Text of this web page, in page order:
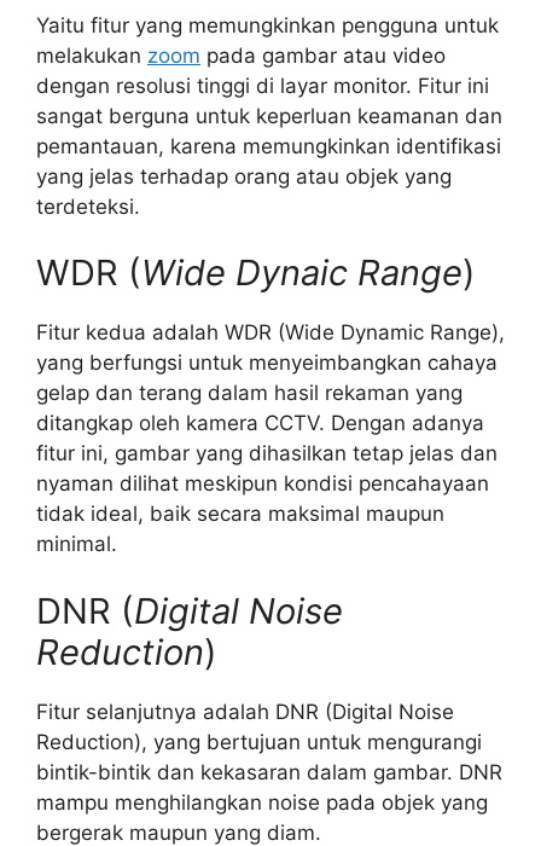
Yaitu fitur yang memungkinkan pengguna untuk
melakukan zoom pada gambar atau video
dengan resolusi tinggi di layar monitor. Fitur ini
sangat berguna untuk keperluan keamanan dan
pemantauan, karena memungkinkan identifikasi
yang jelas terhadap orang atau objek yang
terdeteksi.
WDR (Wide Dynaic Range)
Fitur kedua adalah WDR (Wide Dynamic Range),
yang berfungsi untuk menyeimbangkan cahaya
gelap dan terang dalam hasil rekaman yang
ditangkap oleh kamera CCTV. Dengan adanya
fitur ini, gambar yang dihasilkan tetap jelas dan
nyaman dilihat meskipun kondisi pencahayaan
tidak ideal, baik secara maksimal maupun
minimal.
DNR (Digital Noise
Reduction)
Fitur selanjutnya adalah DNR (Digital Noise
Reduction), yang bertujuan untuk mengurangi
bintik-bintik dan kekasaran dalam gambar. DNR
mampu menghilangkan noise pada objek yang
bergerak maupun yang diam.